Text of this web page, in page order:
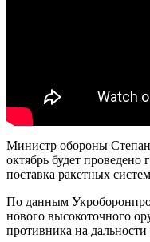
Министр обороны Степан
октябрь будет проведено
поставка ракетных
По данным
нового высокоточного
противника на